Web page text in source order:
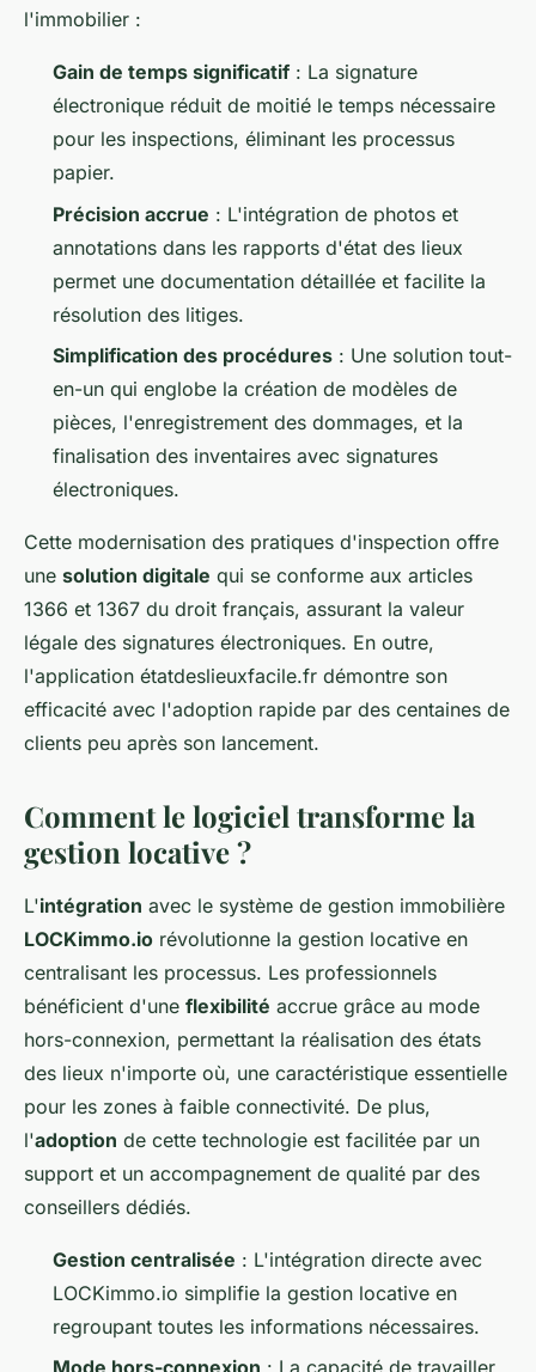
l'immobilier :
Gain de temps significatif : La signature
électronique réduit de moitié le temps nécessaire
pour les inspections, éliminant les processus
papier.
Précision accrue : L'intégration de photos et
annotations dans les rapports d'état des lieux
permet une documentation détaillée et facilite la
résolution des litiges.
Simplification des procédures : Une solution tout-
en-un qui englobe la création de modèles de
pièces, l'enregistrement des dommages, et la
finalisation des inventaires avec signatures
électroniques.
Cette modernisation des pratiques d'inspection offre
une solution digitale qui se conforme aux articles
1366 et 1367 du droit français, assurant la valeur
légale des signatures électroniques. En outre,
l'application étatdeslieuxfacile.fr démontre son
efficacité avec l'adoption rapide par des centaines de
clients peu après son lancement.
Comment le logiciel transforme la
gestion locative ?
L'intégration avec le système de gestion immobilière
LOCKimmo.io révolutionne la gestion locative en
centralisant les processus. Les professionnels
bénéficient d'une flexibilité accrue grâce au mode
hors-connexion, permettant la réalisation des états
des lieux n'importe où, une caractéristique essentielle
pour les zones à faible connectivité. De plus,
l'adoption de cette technologie est facilitée par un
support et un accompagnement de qualité par des
conseillers dédiés.
Gestion centralisée : L'intégration directe avec
LOCKimmo.io simplifie la gestion locative en
regroupant toutes les informations nécessaires.